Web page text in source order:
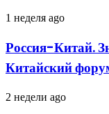
развития
и
социальных
инициатив
Россия-
Знаковое
событие.
VII
Китайский
форум
1 неделя ago
Россия-Китай.
Китайский
Россия-
2 недели ago